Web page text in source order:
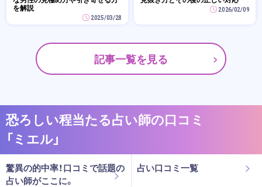
を解説
2025/03/28
2026/02/09
記事一覧を見る
恐ろしい程当たる占い師の口コミ
「ミエル」
驚異の的中率！口コミで話題の
占い師がここに。
占い口コミ一覧